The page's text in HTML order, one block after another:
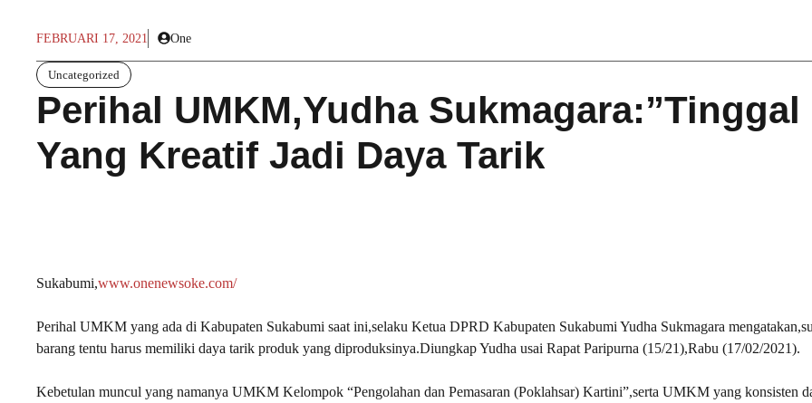
FEBRUARI 17, 2021 One
Uncategorized
Perihal UMKM,Yudha
Yang Kreatif Jadi Daya Tarik
Sukabumi,www.onenewsoke.com/
Perihal UMKM yang ada di Kabupaten Sukabumi saat ini,selaku Ketua DPRD Kabupaten Sukabumi Yudha Sukmagara
barang tentu harus memiliki daya tarik produk yang diproduksinya.Diungkap Yudha usai Rapat Paripurna (15/21),Rabu (17/02/2021).
Kebetulan muncul yang namanya UMKM Kelompok “Pengolahan dan Pemasaran (Poklahsar) Kartini”,serta UMKM yang konsisten